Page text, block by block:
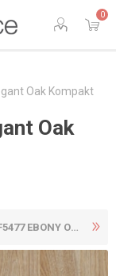
0
Oak Kompakt
Oak
EBONY OAK CRO...